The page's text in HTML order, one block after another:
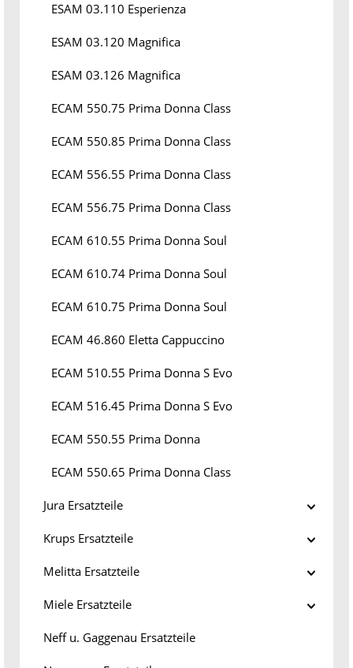
ESAM 03.110 Esperienza
ESAM 03.120 Magnifica
ESAM 03.126 Magnifica
ECAM 550.75 Prima Donna Class
ECAM 550.85 Prima Donna Class
ECAM 556.55 Prima Donna Class
ECAM 556.75 Prima Donna Class
ECAM 610.55 Prima Donna Soul
ECAM 610.74 Prima Donna Soul
ECAM 610.75 Prima Donna Soul
ECAM 46.860 Eletta Cappuccino
ECAM 510.55 Prima Donna S Evo
ECAM 516.45 Prima Donna S Evo
ECAM 550.55 Prima Donna
ECAM 550.65 Prima Donna Class
Jura Ersatzteile
Krups Ersatzteile
Melitta Ersatzteile
Miele Ersatzteile
Neff u. Gaggenau Ersatzteile